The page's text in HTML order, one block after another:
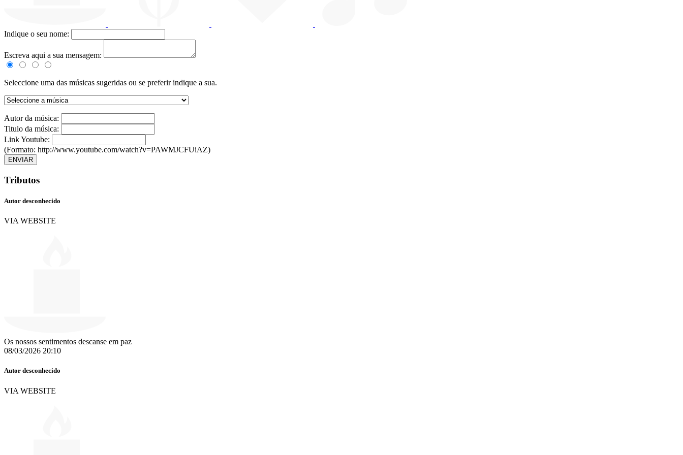
Indique o seu nome:
Escreva aqui a sua mensagem:
Seleccione uma das músicas sugeridas ou se preferir indique a sua.
Autor da música:
Titulo da música:
Link Youtube:
(Formato: http://www.youtube.com/watch?v=PAWMJCFUiAZ)
ENVIAR
Tributos
Autor desconhecido
VIA WEBSITE
Os nossos sentimentos descanse em paz
08/03/2026 20:10
Autor desconhecido
VIA WEBSITE